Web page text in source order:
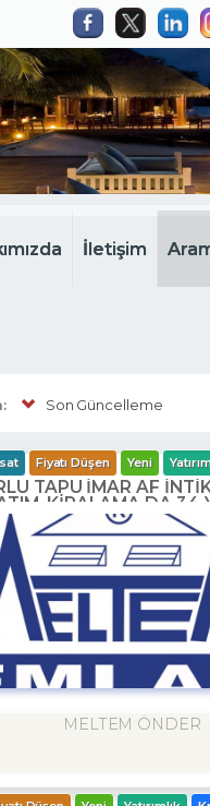
İletişim
Son Güncelleme
Fiyatı Düşen Yeni
TAPU İMAR AF
KİRALAMA DA 34
MELTEM ÖNDER